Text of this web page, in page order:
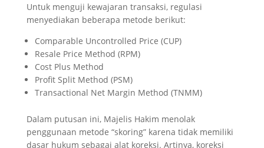
Untuk menguji kewajaran transaksi, regulasi
menyediakan beberapa metode berikut:
Comparable Uncontrolled Price (CUP)
Resale Price Method (RPM)
Cost Plus Method
Profit Split Method (PSM)
Transactional Net Margin Method (TNMM)
Dalam putusan ini, Majelis Hakim menolak
penggunaan metode “skoring” karena tidak memiliki
dasar hukum sebagai alat koreksi. Artinya, koreksi